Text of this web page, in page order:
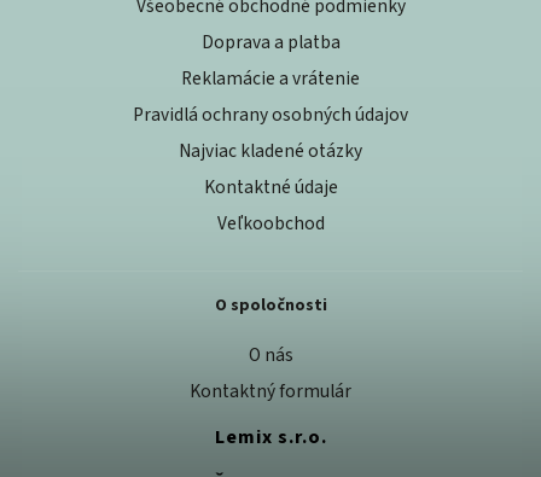
Všeobecné obchodné podmienky
Doprava a platba
Reklamácie a vrátenie
Pravidlá ochrany osobných údajov
Najviac kladené otázky
Kontaktné údaje
Veľkoobchod
O spoločnosti
O nás
Kontaktný formulár
Lemix s.r.o.